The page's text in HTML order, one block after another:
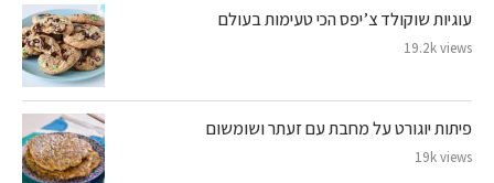
עוגיות שוקולד צ’יפס הכי טעימות בעולם
19.2k views
פיתות יוגורט על מחבת עם זעתר ושומשום
19k views